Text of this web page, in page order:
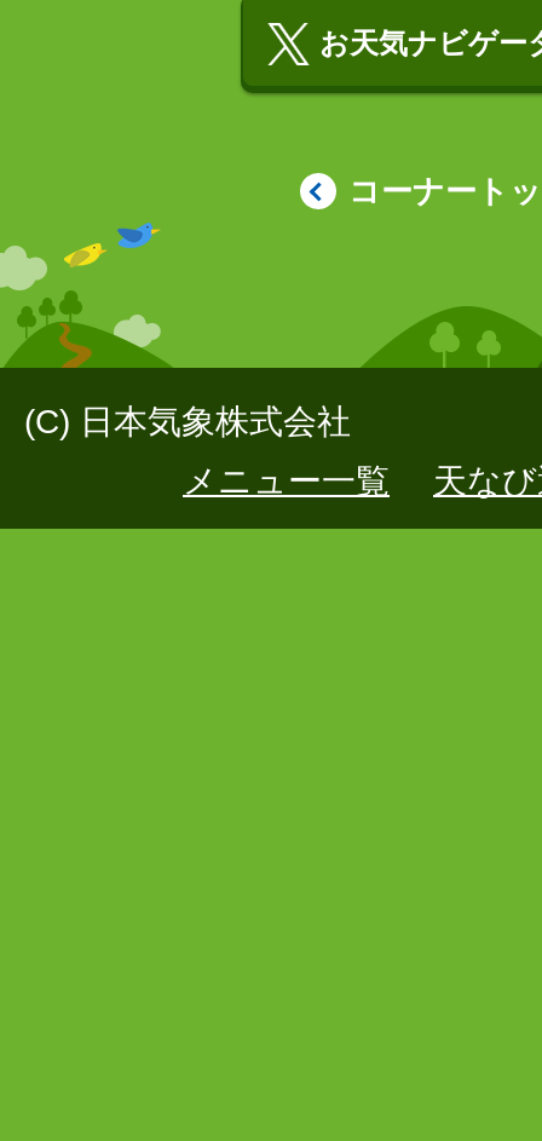
お天気ナビゲー
コーナート
(C) 日本気象株式会社
メニュー一覧
天な